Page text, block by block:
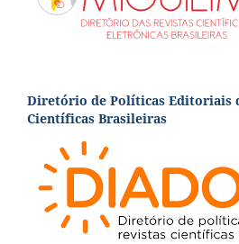
Diretório de Políticas Editoriais
Científicas Brasileiras